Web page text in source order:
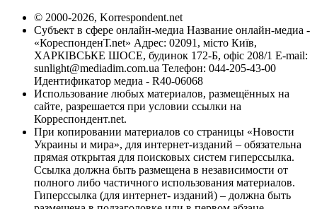
© 2000-2026, Korrespondent.net
Субъект в сфере онлайн-медиа Название онлайн-медиа -
«КореспонденТ.net» Адрес: 02091, місто Київ,
ХАРКІВСЬКЕ ШОСЕ, будинок 172-Б, офіс 208/1 E-mail:
sunlight@mediadim.com.ua Телефон: 044-205-43-00
Идентификатор медиа - R40-06068
Использование любых материалов, размещённых на
сайте, разрешается при условии ссылки на
Корреспондент.net.
При копировании материалов со страницы «Новости
Украины и мира», для интернет-изданий – обязательна
прямая открытая для поисковых систем гиперссылка.
Ссылка должна быть размещена в независимости от
полного либо частичного использования материалов.
Гиперссылка (для интернет- изданий) – должна быть